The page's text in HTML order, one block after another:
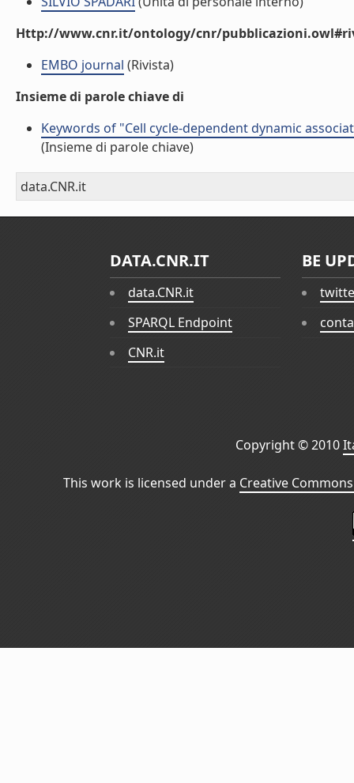
Http://www.cnr.it/ontology/cnr/
EMBO journal (Rivista)
Insieme di parole chiave di
Keywords of "Cell cycle-dependent dynamic
(Insieme di parole chiave)
data.CNR.it
DATA.CNR.IT
data.CNR.it
SPARQL Endpoint
CNR.it
BE
Copyright © 2010
This work is licensed under a Creative